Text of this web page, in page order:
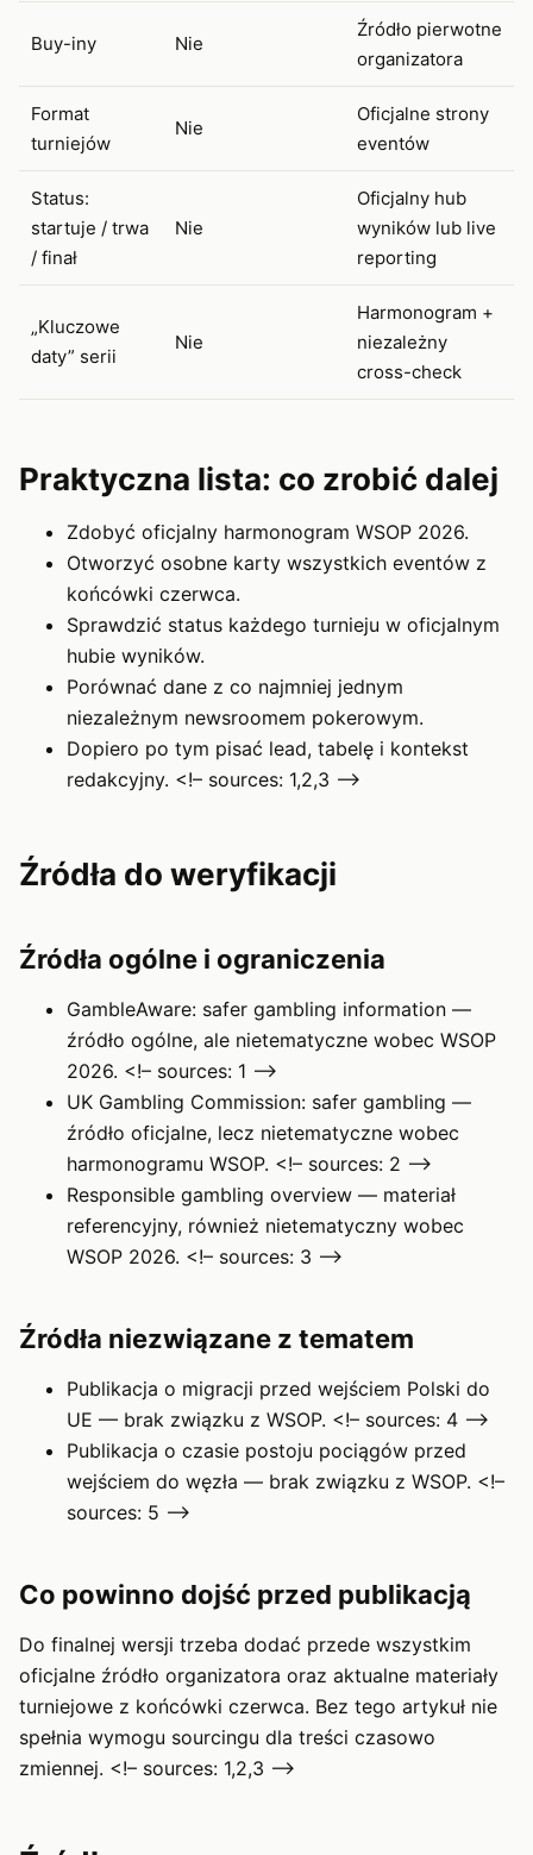
Buy-iny Nie
Źródło pierwotne
organizatora
Format
turniejów
Nie
Oficjalne strony
eventów
Status:
startuje / trwa
/ finał
Nie
Oficjalny hub
wyników lub live
reporting
„Kluczowe
daty” serii
Nie
Harmonogram +
niezależny
cross-check
Praktyczna lista: co zrobić dalej
Zdobyć oficjalny harmonogram WSOP 2026.
Otworzyć osobne karty wszystkich eventów z
końcówki czerwca.
Sprawdzić status każdego turnieju w oficjalnym
hubie wyników.
Porównać dane z co najmniej jednym
niezależnym newsroomem pokerowym.
Dopiero po tym pisać lead, tabelę i kontekst
redakcyjny. <!– sources: 1,2,3 –>
Źródła do weryfikacji
Źródła ogólne i ograniczenia
GambleAware: safer gambling information —
źródło ogólne, ale nietematyczne wobec WSOP
2026. <!– sources: 1 –>
UK Gambling Commission: safer gambling —
źródło oficjalne, lecz nietematyczne wobec
harmonogramu WSOP. <!– sources: 2 –>
Responsible gambling overview — materiał
referencyjny, również nietematyczny wobec
WSOP 2026. <!– sources: 3 –>
Źródła niezwiązane z tematem
Publikacja o migracji przed wejściem Polski do
UE — brak związku z WSOP. <!– sources: 4 –>
Publikacja o czasie postoju pociągów przed
wejściem do węzła — brak związku z WSOP. <!–
sources: 5 –>
Co powinno dojść przed publikacją
Do finalnej wersji trzeba dodać przede wszystkim
oficjalne źródło organizatora oraz aktualne materiały
turniejowe z końcówki czerwca. Bez tego artykuł nie
spełnia wymogu sourcingu dla treści czasowo
zmiennej. <!– sources: 1,2,3 –>